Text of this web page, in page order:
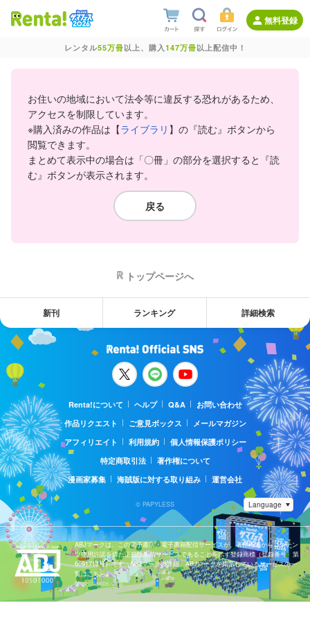
無料登録
レンタル55万冊以上、購入147万冊以上配信中！
お住いの地域において法令等に違反する恐れがあるため、
アクセスを制限しています。
※購入済みの作品は【ライブラリ 】の『読む』ボタンから
閲覧できます。
まとめて表示中の場合は「〇冊」の部分を選択すると『読
む』ボタンが表示されます。
戻る
トップページへ
新刊 ランキング 詳細検索
Renta!について ヘルプ Q&A
お問い合わせ
作品リクエスト
ご意見ボックス
メールマガジン
アフィリエイト
利用規約
個人情報保護ポリシー
特定商取引法
著作権について
漫画家募集
海賊版に対する取り組み 運営会社
© PAPYLESS
ABJマークは、この電子書店・電子書籍配信サービスが、著作権者からコンテン
ツ使用許諾を得た正規版配信サービスであることを示す登録商標（登録番号 第
6091713号）です。ABJマークの詳細、ABJマークを掲示しているサービスの一
覧はこちら。
https://aebs.or.jp